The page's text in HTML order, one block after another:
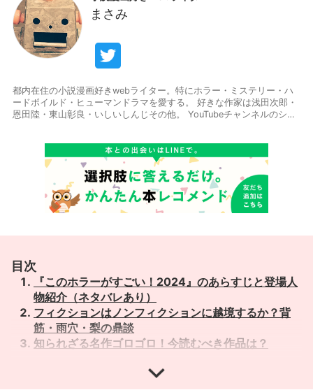
まさみ
都内在住の小説漫画好きwebライター。特にホラー・ミステリー・ハ
ードボイルド・ヒューマンドラマを愛する。 好きな作家は浅田次郎・
恩田陸・東山彰良・いしいしんじその他。 YouTubeチャンネルのシナ
目次
『このホラーがすごい！2024』のあらすじと登場人
物紹介（ネタバレあり）
フィクションはノンフィクションに越境するか？背
筋・雨穴・梨の鼎談
知られざる名作ゴロゴロ！今読むべき作品は？